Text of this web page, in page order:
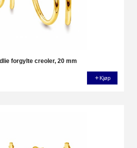
forgylte creoler, 20 mm
Kjøp